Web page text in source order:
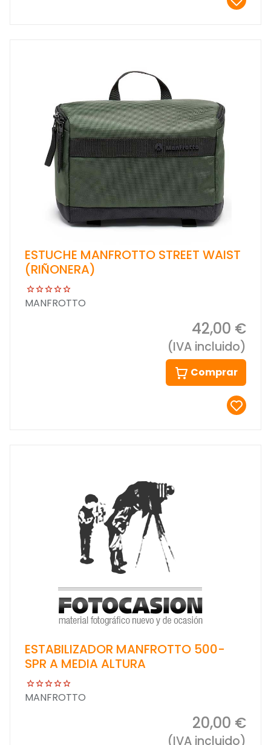
ESTUCHE MANFROTTO STREET WAIST
(RIÑONERA)
MANFROTTO
42,00 €
(IVA incluido)
Comprar
ESTABILIZADOR MANFROTTO 500-
SPR A MEDIA ALTURA
MANFROTTO
20,00 €
(IVA incluido)